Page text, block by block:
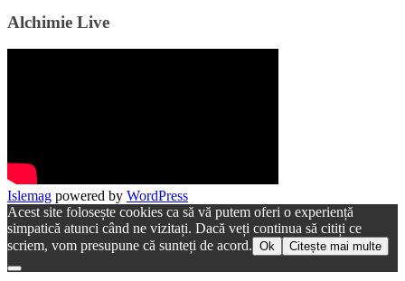
Alchimie Live
Islemag powered by WordPress
Acest site folosește cookies ca să vă putem oferi o experiență
simpatică atunci când ne vizitați. Dacă veți continua să citiți ce
scriem, vom presupune că sunteți de acord. Ok Citește mai multe